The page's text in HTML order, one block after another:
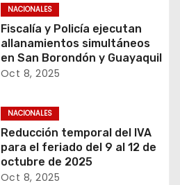
NACIONALES
Fiscalía y Policía ejecutan
allanamientos simultáneos
en San Borondón y Guayaquil
Oct 8, 2025
NACIONALES
Reducción temporal del IVA
para el feriado del 9 al 12 de
octubre de 2025
Oct 8, 2025